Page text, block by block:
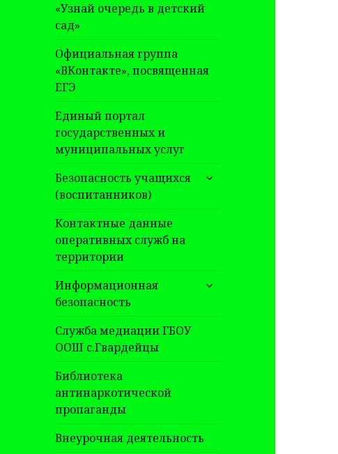
«Узнай очередь в детский
сад»
Официальная группа
«ВКонтакте», посвященная
ЕГЭ
Единый портал
государственных и
муниципальных услуг
Безопасность учащихся
(воспитанников)
раскрыть
Контактные данные
оперативных служб на
территории
Информационная
безопасность
раскрыть
Служба медиации ГБОУ
ООШ с.Гвардейцы
Библиотека
антинаркотической
пропаганды
Внеурочная деятельность